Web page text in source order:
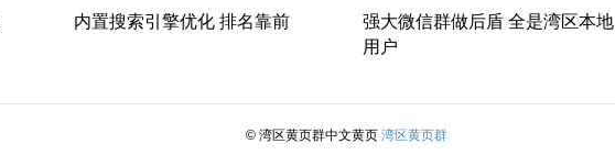
内置搜索引擎优化 排名靠前
强大微信群做后盾 全是湾区本地
用户
© 湾区黄页群中文黄页 湾区黄页群